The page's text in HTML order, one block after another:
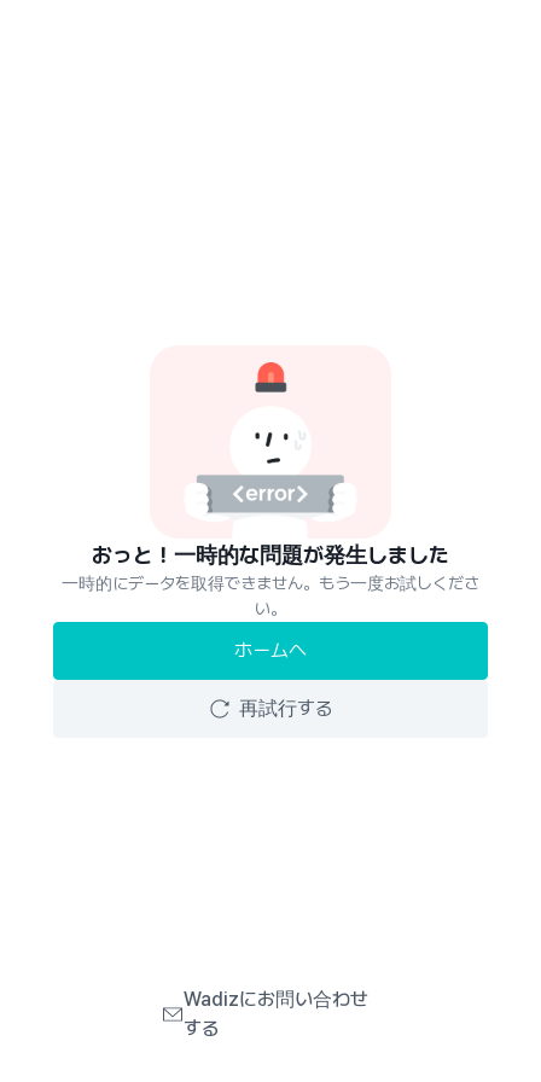
おっと！一時的な問題が発生しました
一時的にデータを取得できません。もう一度お試しくださ
い。
ホームへ
再試行する
Wadizにお問い合わせ
する